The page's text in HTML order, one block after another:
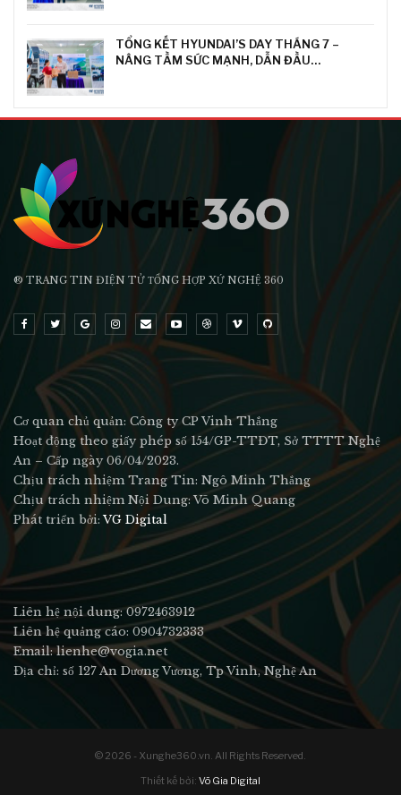
TỔNG KẾT HYUNDAI’S DAY THÁNG 7 –
NÂNG TẦM SỨC MẠNH, DẪN ĐẦU…
® TRANG TIN ĐIỆN TỬ ТỔNG HỢP XỨ NGHỆ 360
Cơ quan chủ quản: Công ty CP Vinh Thắng
Hoạt động theo giấy phép số 154/GP-TTĐT, Sở TTTT Nghệ
An – Cấp ngày 06/04/2023.
Chịu trách nhiệm Trang Tin: Ngô Minh Thắng
Chịu trách nhiệm Nội Dung: Võ Minh Quang
Phát triển bởi:VG Digital
Liên hệ nội dung: 0972463912
Liên hệ quảng cáo: 0904732333
Email: lienhe@vogia.net
Địa chỉ: số 127 An Dương Vương, Tp Vinh, Nghệ An
© 2026 - Xunghe360.vn. All Rights Reserved.
Thiết kế bởi: Võ Gia Digital